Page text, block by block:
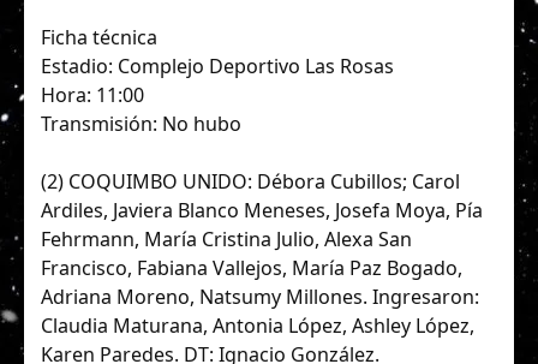
Ficha técnica
Estadio: Complejo Deportivo Las Rosas
Hora: 11:00
Transmisión: No hubo
(2) COQUIMBO UNIDO: Débora Cubillos; Carol
Ardiles, Javiera Blanco Meneses, Josefa Moya, Pía
Fehrmann, María Cristina Julio, Alexa San
Francisco, Fabiana Vallejos, María Paz Bogado,
Adriana Moreno, Natsumy Millones. Ingresaron:
Claudia Maturana, Antonia López, Ashley López,
Karen Paredes. DT: Ignacio González.